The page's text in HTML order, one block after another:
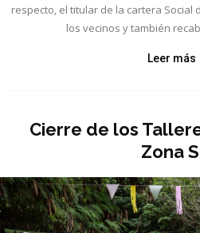
respecto, el titular de la cartera Social
los vecinos y también
Leer más
Cierre de los
Zona